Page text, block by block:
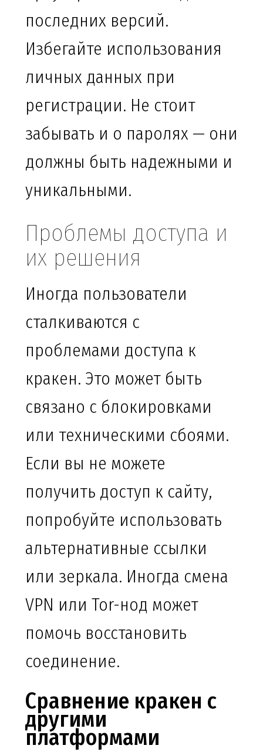
последних версий.
Избегайте использования
личных данных при
регистрации. Не стоит
забывать и о паролях — они
должны быть надежными и
уникальными.
Проблемы доступа и
их решения
Иногда пользователи
сталкиваются с
проблемами доступа к
кракен. Это может быть
связано с блокировками
или техническими сбоями.
Если вы не можете
получить доступ к сайту,
попробуйте использовать
альтернативные ссылки
или зеркала. Иногда смена
VPN или Tor-нод может
помочь восстановить
соединение.
Сравнение кракен с
другими
платформами